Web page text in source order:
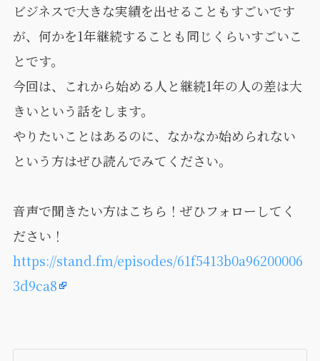
ビジネスで大きな実績を出せることもすごいです
が、何かを1年継続することも同じくらいすごいこ
とです。
今回は、これから始める人と継続1年の人の差は大
きいという話をします。
やりたいことはあるのに、なかなか始められない
という方はぜひ読んでみてください。
音声で聞きたい方はこちら！ぜひフォローしてく
ださい！
https://stand.fm/episodes/61f5413b0a96200006
3d9ca8